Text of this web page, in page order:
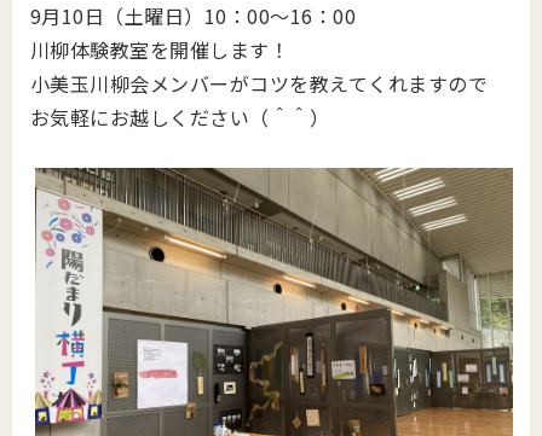
9月10日（土曜日）10：00～16：00
川柳体験教室を開催します！
小美玉川柳会メンバーがコツを教えてくれますので
お気軽にお越しください（＾＾）